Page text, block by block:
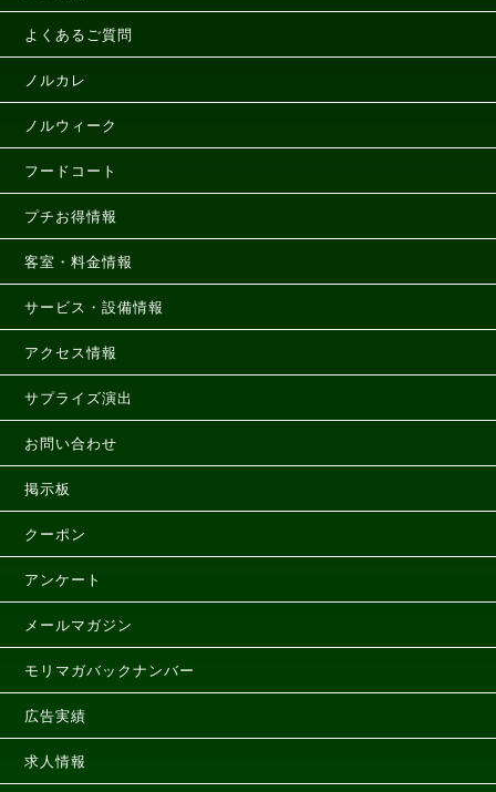
よくあるご質問
ノルカレ
ノルウィーク
フードコート
プチお得情報
客室・料金情報
サービス・設備情報
アクセス情報
サプライズ演出
お問い合わせ
掲示板
クーポン
アンケート
メールマガジン
モリマガバックナンバー
広告実績
求人情報